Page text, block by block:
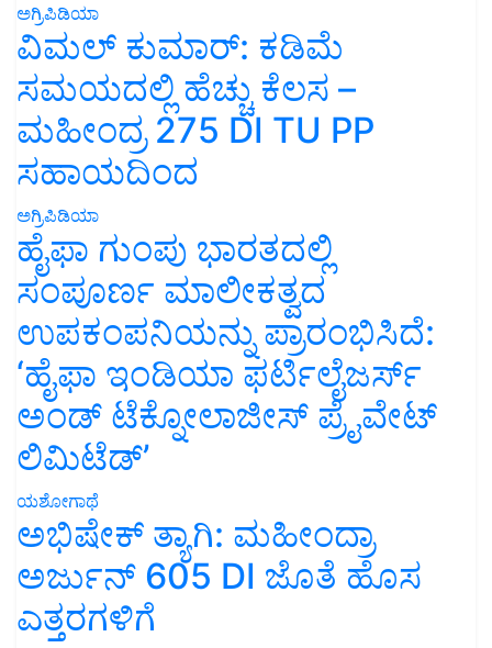
ಅಗ್ರಿಪಿಡಿಯಾ
ವಿಮಲ್ ಕುಮಾರ್: ಕಡಿಮೆ
ಸಮಯದಲ್ಲಿ ಹೆಚ್ಚು ಕೆಲಸ –
ಮಹೀಂದ್ರ 275 DI TU PP
ಸಹಾಯದಿಂದ
ಅಗ್ರಿಪಿಡಿಯಾ
ಹೈಫಾ ಗುಂಪು ಭಾರತದಲ್ಲಿ
ಸಂಪೂರ್ಣ ಮಾಲೀಕತ್ವದ
ಉಪಕಂಪನಿಯನ್ನು ಪ್ರಾರಂಭಿಸಿದೆ:
‘ಹೈಫಾ ಇಂಡಿಯಾ ಫರ್ಟಿಲೈಜರ್ಸ್
ಅಂಡ್ ಟೆಕ್ನೋಲಾಜೀಸ್ ಪ್ರೈವೇಟ್
ಲಿಮಿಟೆಡ್’
ಯಶೋಗಾಥೆ
ಅಭಿಷೇಕ್ ತ್ಯಾಗಿ: ಮಹೀಂದ್ರಾ
ಅರ್ಜುನ್ 605 DI ಜೊತೆ ಹೊಸ
ಎತ್ತರಗಳಿಗೆ